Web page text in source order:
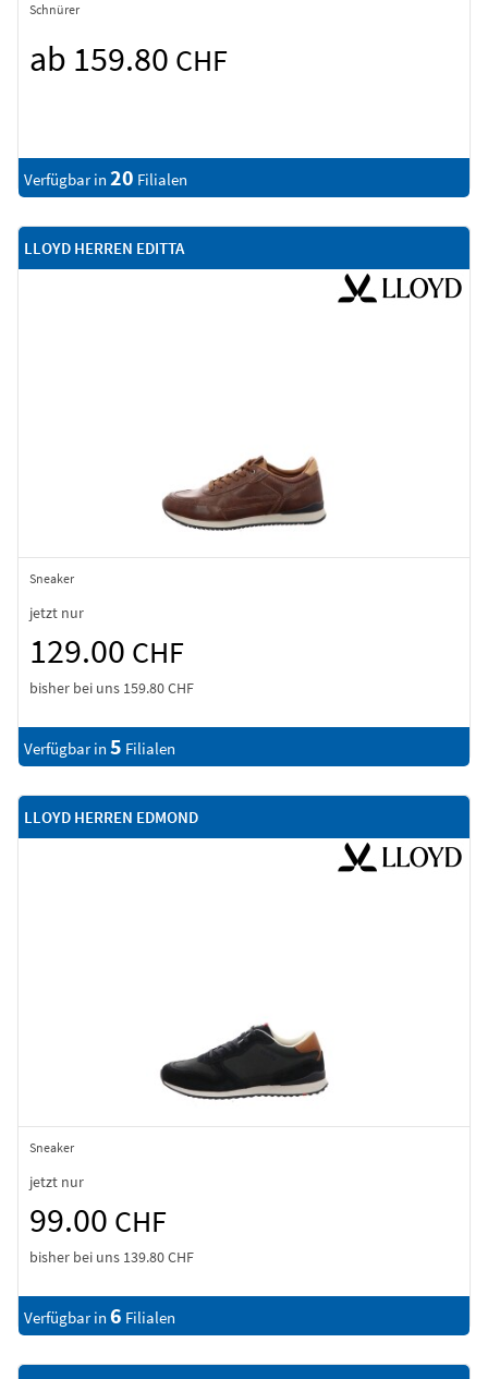
Schnürer
ab 159.80 CHF
Verfügbar in 20 Filialen
LLOYD HERREN EDITTA
Sneaker
jetzt nur
129.00 CHF
bisher bei uns 159.80 CHF
Verfügbar in 5 Filialen
LLOYD HERREN EDMOND
Sneaker
jetzt nur
99.00 CHF
bisher bei uns 139.80 CHF
Verfügbar in 6 Filialen